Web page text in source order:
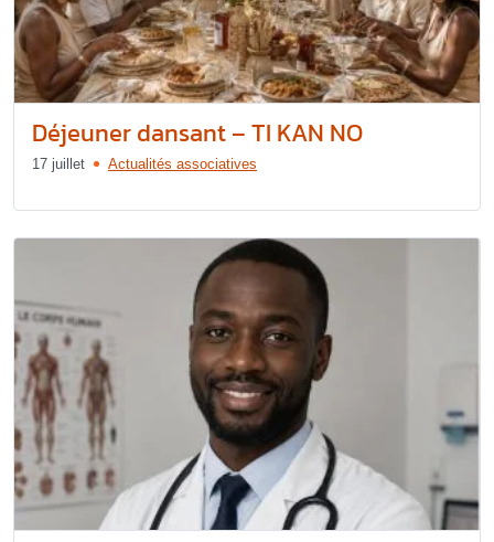
Déjeuner dansant – TI KAN NO
17 juillet Actualités associatives